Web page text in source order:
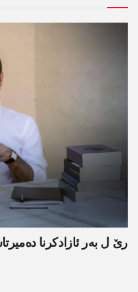
رێ ل بەر ئازادکرنا